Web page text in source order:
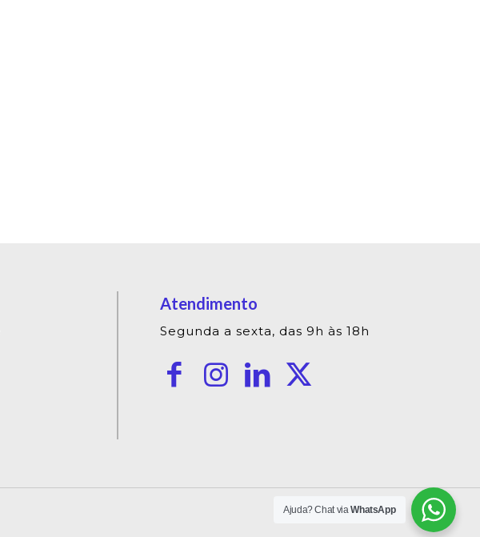
Atendimento
Segunda a sexta, das 9h às 18h
Ajuda? Chat viaWhatsApp